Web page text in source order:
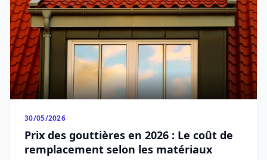
30/05/2026
Prix des gouttières en 2026 : Le coût de
remplacement selon les matériaux